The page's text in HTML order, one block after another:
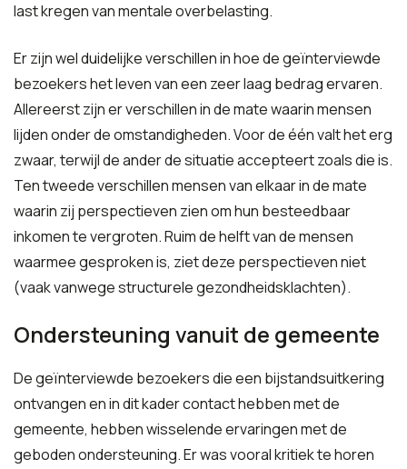
last kregen van mentale overbelasting.
Er zijn wel duidelijke verschillen in hoe de geïnterviewde
bezoekers het leven van een zeer laag bedrag ervaren.
Allereerst zijn er verschillen in de mate waarin mensen
lijden onder de omstandigheden. Voor de één valt het erg
zwaar, terwijl de ander de situatie accepteert zoals die is.
Ten tweede verschillen mensen van elkaar in de mate
waarin zij perspectieven zien om hun besteedbaar
inkomen te vergroten. Ruim de helft van de mensen
waarmee gesproken is, ziet deze perspectieven niet
(vaak vanwege structurele gezondheidsklachten).
Ondersteuning vanuit de gemeente
De geïnterviewde bezoekers die een bijstandsuitkering
ontvangen en in dit kader contact hebben met de
gemeente, hebben wisselende ervaringen met de
geboden ondersteuning. Er was vooral kritiek te horen